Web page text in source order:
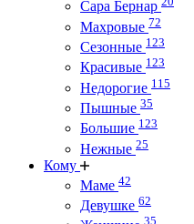
Сара Бернар
Махровые 72
Сезонные 123
Красивые 123
Недорогие 115
Пышные 35
Большие 123
Нежные 25
Кому
Маме 42
Девушке 62
35